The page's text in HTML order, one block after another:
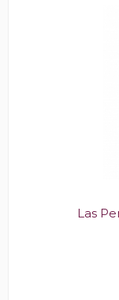
Las